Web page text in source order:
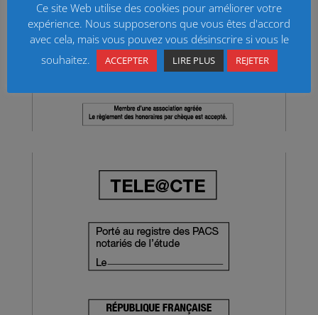
Ce site Web utilise des cookies pour améliorer votre
expérience. Nous supposerons que vous êtes d'accord
avec cela, mais vous pouvez vous désinscrire si vous le
souhaitez.
ACCEPTER LIRE PLUS REJETER